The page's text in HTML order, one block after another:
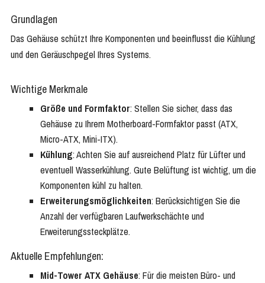
Grundlagen
Das Gehäuse schützt Ihre Komponenten und beeinflusst die Kühlung
und den Geräuschpegel Ihres Systems.
Wichtige Merkmale
Größe und Formfaktor: Stellen Sie sicher, dass das
Gehäuse zu Ihrem Motherboard-Formfaktor passt (ATX,
Micro-ATX, Mini-ITX).
Kühlung: Achten Sie auf ausreichend Platz für Lüfter und
eventuell Wasserkühlung. Gute Belüftung ist wichtig, um die
Komponenten kühl zu halten.
Erweiterungsmöglichkeiten: Berücksichtigen Sie die
Anzahl der verfügbaren Laufwerkschächte und
Erweiterungssteckplätze.
Aktuelle Empfehlungen:
Mid-Tower ATX Gehäuse: Für die meisten Büro- und